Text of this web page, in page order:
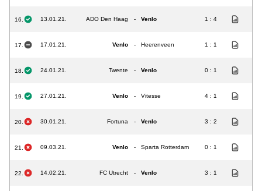
16. 13.01.21. ADO Den Haag - Venlo 1 : 4
17. 17.01.21. Venlo - Heerenveen 1 : 1
18. 24.01.21. Twente - Venlo 0 : 1
19. 27.01.21. Venlo - Vitesse 4 : 1
20. 30.01.21. Fortuna - Venlo 3 : 2
21. 09.03.21. Venlo - Sparta Rotterdam 0 : 1
22. 14.02.21. FC Utrecht - Venlo 3 : 1